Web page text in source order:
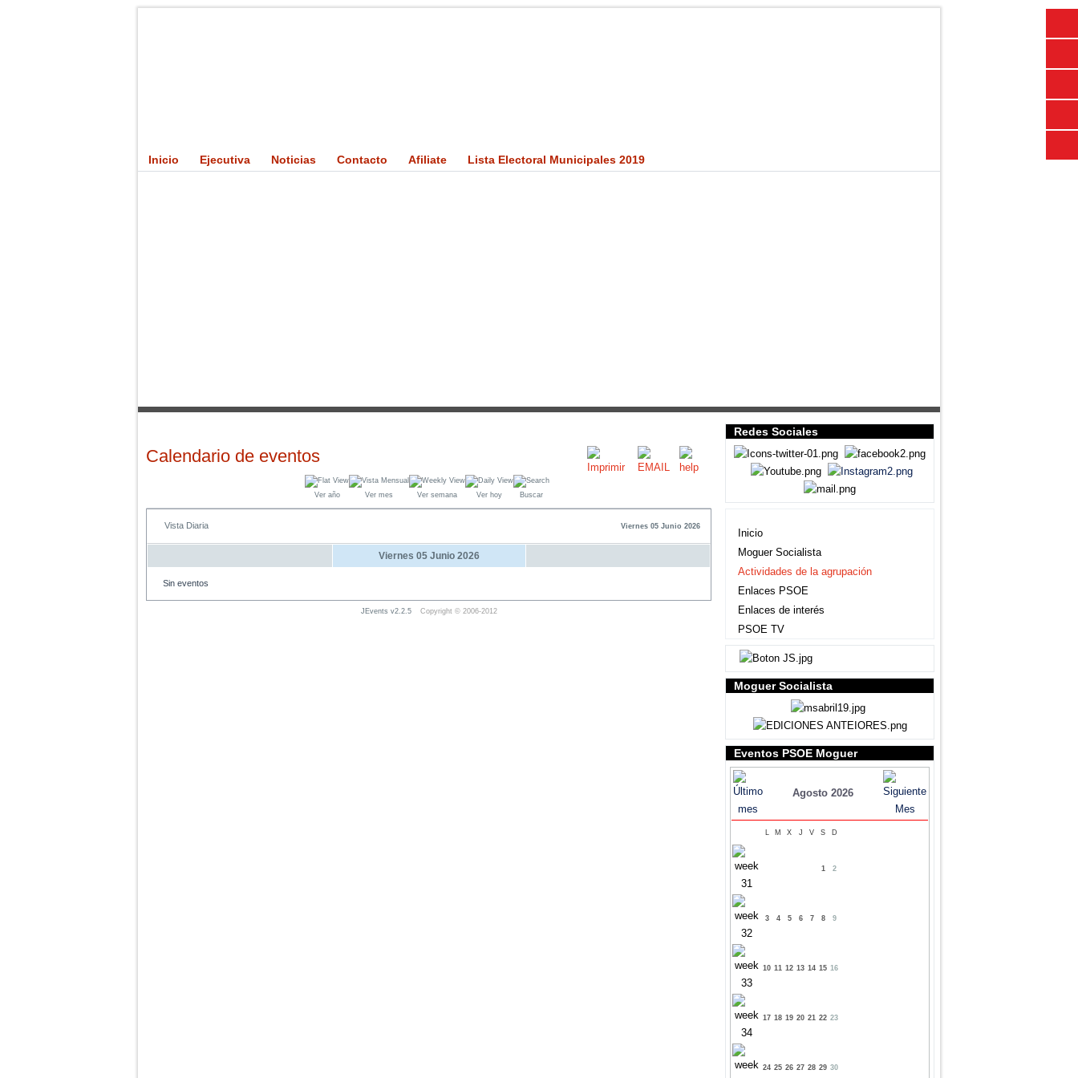
Inicio Ejecutiva Noticias Contacto Afiliate Lista Electoral Municipales 2019
Calendario de eventos
Ver año Ver mes Ver semana Ver hoy Buscar
Vista Diaria Viernes 05 Junio 2026
Viernes 05 Junio 2026
Sin eventos
JEvents v2.2.5 Copyright © 2006-2012
Redes Sociales
Inicio
Moguer Socialista
Actividades de la agrupación
Enlaces PSOE
Enlaces de interés
PSOE TV
Moguer Socialista
Eventos PSOE Moguer
Agosto 2026
L M X J V S D
1 2
3 4 5 6 7 8 9
10 11 12 13 14 15 16
17 18 19 20 21 22 23
24 25 26 27 28 29 30